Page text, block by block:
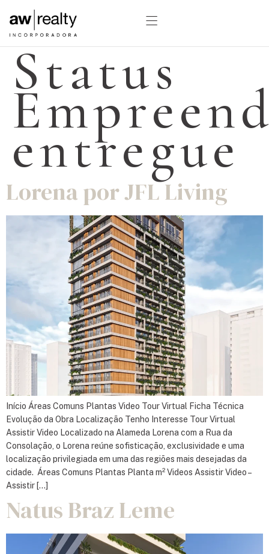
Status
entregue
Lorena por JFL Living
Início Áreas Comuns Plantas Video Tour Virtual Ficha Técnica
Evolução da Obra Localização Tenho Interesse Tour Virtual
Assistir Video Localizado na Alameda Lorena com a Rua da
Consolação, o Lorena reúne sofisticação, exclusividade e uma
localização privilegiada em uma das regiões mais desejadas da
cidade. Áreas Comuns Plantas Planta m² Videos Assistir Video –
Assistir […]
Natus Braz Leme